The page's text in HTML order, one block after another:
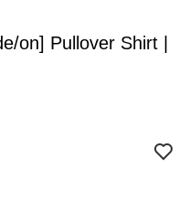
on] Pullover Shirt |